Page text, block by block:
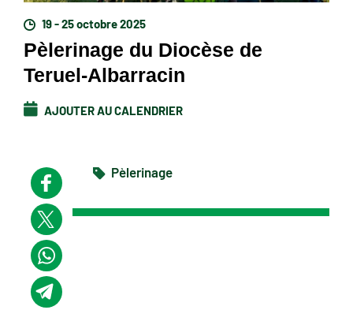
19 - 25 octobre 2025
Pèlerinage du Diocèse de
Teruel-Albarracin
AJOUTER AU CALENDRIER
Pèlerinage